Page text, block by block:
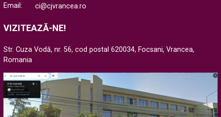
Email:
ci@cjvrancea.ro
VIZITEAZĂ-NE!
Str. Cuza Vodă, nr. 56, cod postal 620034, Focsani, Vrancea,
Romania